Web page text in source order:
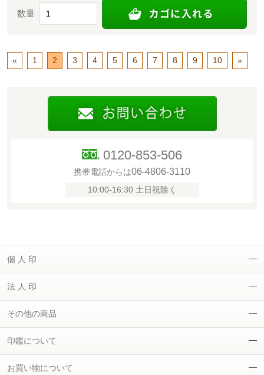
数量
« 1 2 3 4 5 6 7 8 9 10 »
0120-853-506
携帯電話からは06-4806-3110
10:00-16:30 土日祝除く
個 人 印
法 人 印
その他の商品
印鑑について
お買い物について